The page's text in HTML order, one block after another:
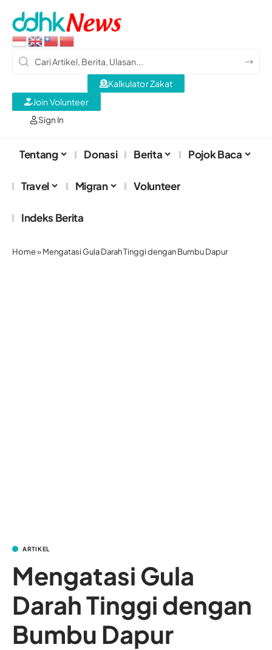
Sign In
Kalkulator Zakat
Join Volunteer
Tentang Donasi Berita Pojok Baca
Travel Migran Volunteer
Indeks Berita
Home»Mengatasi Gula Darah Tinggi dengan Bumbu Dapur
ARTIKEL
Mengatasi Gula
Darah Tinggi dengan
Bumbu Dapur